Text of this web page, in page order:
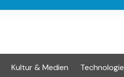
Kultur & Medien Technologie